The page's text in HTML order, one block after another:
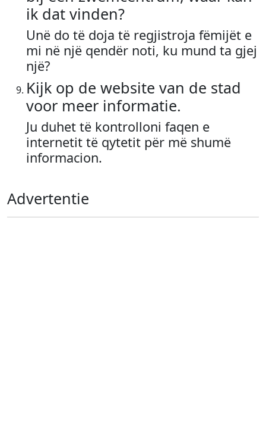
ik dat vinden?
Unë do të doja të regjistroja fëmijët e
mi në një qendër noti, ku mund ta gjej
një?
Kijk op de website van de stad
voor meer informatie.
Ju duhet të kontrolloni faqen e
internetit të qytetit për më shumë
informacion.
Advertentie